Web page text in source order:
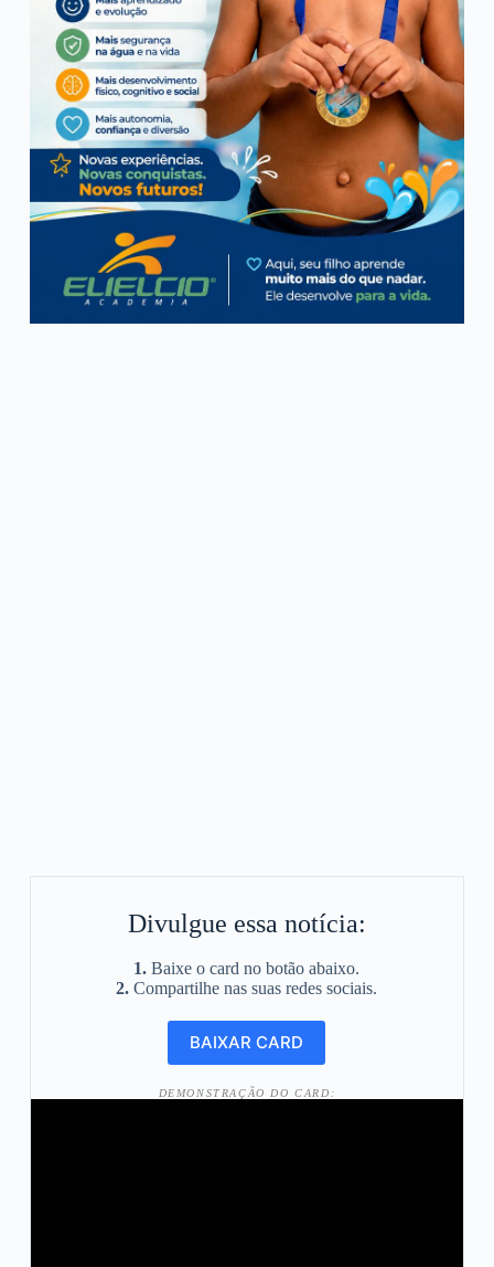
Divulgue essa notícia:
1. Baixe o card no botão abaixo.
2. Compartilhe nas suas redes sociais.
DEMONSTRAÇÃO DO CARD: